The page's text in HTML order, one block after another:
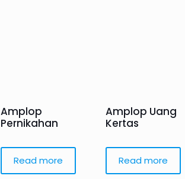
Amplop
Pernikahan
Read more
Amplop Uang
Kertas
Read more